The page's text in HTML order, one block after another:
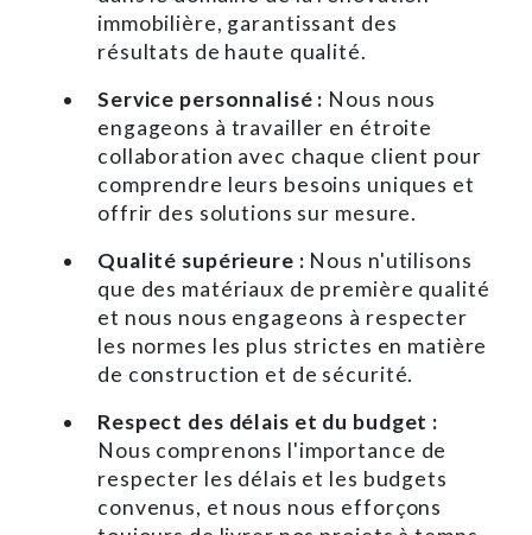
immobilière, garantissant des
résultats de haute qualité.
Service personnalisé : Nous nous
engageons à travailler en étroite
collaboration avec chaque client pour
comprendre leurs besoins uniques et
offrir des solutions sur mesure.
Qualité supérieure : Nous n'utilisons
que des matériaux de première qualité
et nous nous engageons à respecter
les normes les plus strictes en matière
de construction et de sécurité.
Respect des délais et du budget :
Nous comprenons l'importance de
respecter les délais et les budgets
convenus, et nous nous efforçons